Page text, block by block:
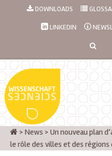
DOWNLOADS
LINKEDIN
> News > Un nouveau plan
le rôle des villes et des régions